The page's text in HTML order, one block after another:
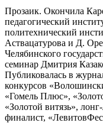
Прозаик. Окончила
педагогический
политехнический
Аствацатурова и Д.
Челябинского
семинар Дмитрия
Публиковалась в
конкурсов
«Гомель Плюс»,
«Золотой витязь»,
финалист,